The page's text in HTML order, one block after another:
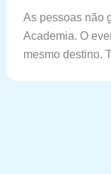
As pessoas não
Academia. O
mesmo destino.